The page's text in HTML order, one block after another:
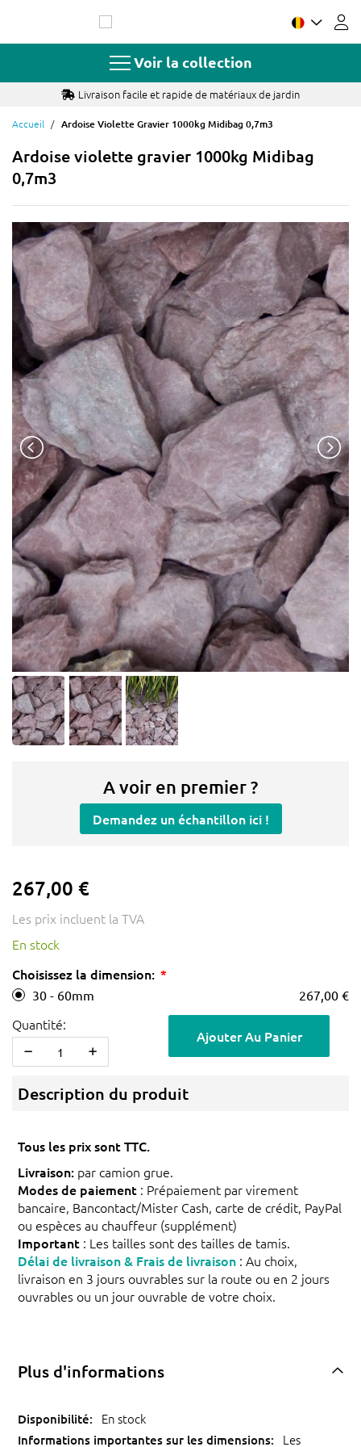
contenu
Voir la collection
Livraison facile et rapide de matériaux de jardin
Accueil Ardoise Violette Gravier 1000kg Midibag 0,7m3
Ardoise violette gravier 1000kg Midibag
0,7m3
A voir en premier ?
Demandez un échantillon ici !
267,00 €
Les prix incluent la TVA
En stock
Choisissez la dimension:
30 - 60mm 267,00 €
Quantité:
Ajouter Au Panier
Description du produit
Tous les prix sont TTC.
Livraison: par camion grue.
Modes de paiement : Prépaiement par virement
bancaire, Bancontact/Mister Cash, carte de crédit, PayPal
ou espèces au chauffeur (supplément)
Important : Les tailles sont des tailles de tamis.
Délai de livraison & Frais de livraison : Au choix,
livraison en 3 jours ouvrables sur la route ou en 2 jours
ouvrables ou un jour ouvrable de votre choix.
Plus d'informations
En stock
Les